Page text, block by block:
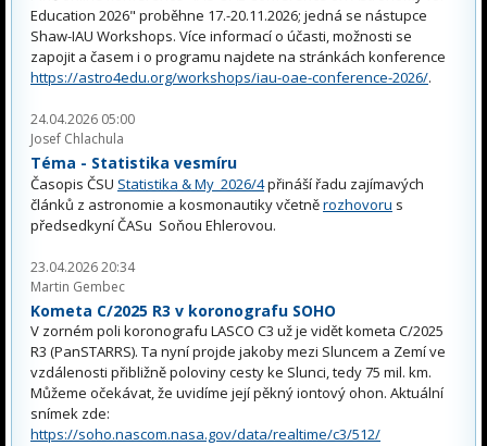
Education 2026" proběhne 17.-20.11.2026; jedná se nástupce
Shaw-IAU Workshops. Více informací o účasti, možnosti se
zapojit a časem i o programu najdete na stránkách konference
https://astro4edu.org/workshops/iau-oae-conference-2026/.
24.04.2026 05:00
Josef Chlachula
Téma - Statistika vesmíru
Časopis ČSU Statistika & My 2026/4přináší řadu zajímavých
článků z astronomie a kosmonautiky včetněrozhovoru s
předsedkyní ČASu Soňou Ehlerovou.
23.04.2026 20:34
Martin Gembec
Kometa C/2025 R3 v koronografu SOHO
V zorném poli koronografu LASCO C3 už je vidět kometa C/2025
R3 (PanSTARRS). Ta nyní projde jakoby mezi Sluncem a Zemí ve
vzdálenosti přibližně poloviny cesty ke Slunci, tedy 75 mil. km.
Můžeme očekávat, že uvidíme její pěkný iontový ohon. Aktuální
snímek zde:
https://soho.nascom.nasa.gov/data/realtime/c3/512/